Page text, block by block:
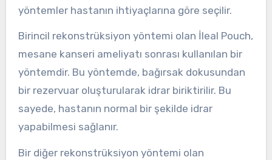
yöntemler hastanın ihtiyaçlarına göre seçilir.
Birincil rekonstrüksiyon yöntemi olan İleal Pouch,
mesane kanseri ameliyatı sonrası kullanılan bir
yöntemdir. Bu yöntemde, bağırsak dokusundan
bir rezervuar oluşturularak idrar biriktirilir. Bu
sayede, hastanın normal bir şekilde idrar
yapabilmesi sağlanır.
Bir diğer rekonstrüksiyon yöntemi olan